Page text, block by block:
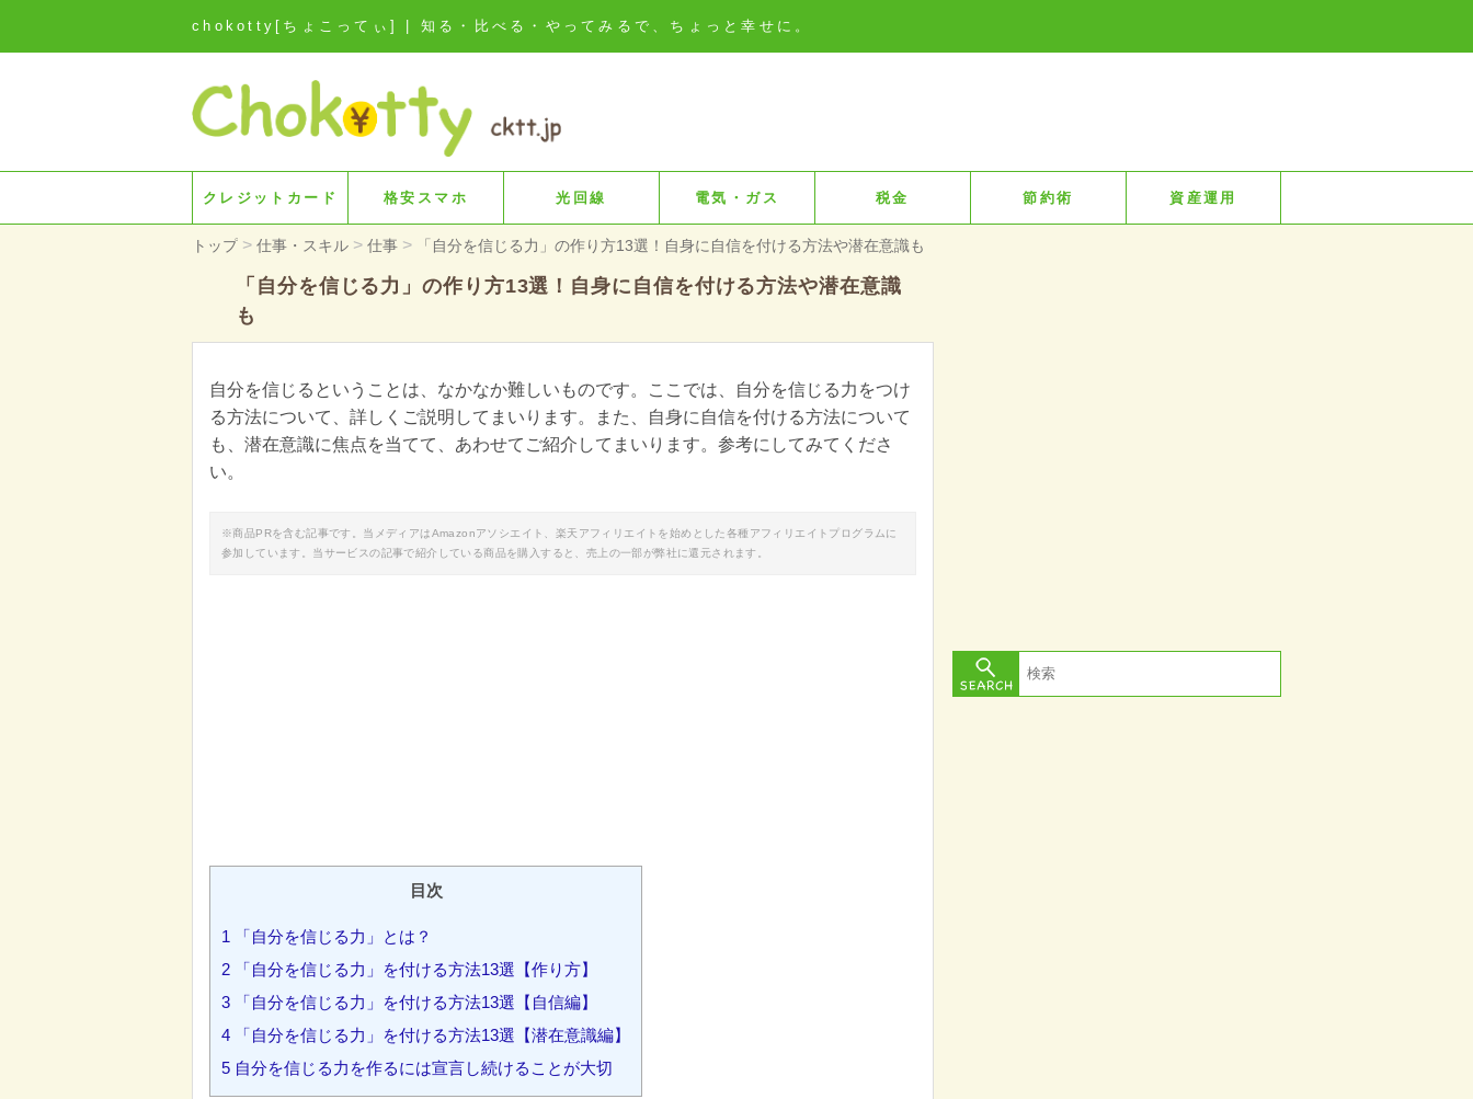
chokotty[ちょこってぃ] | 知る・比べる・やってみるで、ちょっと幸せに。
クレジットカード 格安スマホ 光回線 電気・ガス 税金 節約術 資産運用
トップ > 仕事・スキル > 仕事 > 「自分を信じる力」の作り方13選！自身に自信を付ける方法や潜在意識も
「自分を信じる力」の作り方13選！自身に自信を付ける方法や潜在意識
も
自分を信じるということは、なかなか難しいものです。ここでは、自分を信じる力をつけ
る方法について、詳しくご説明してまいります。また、自身に自信を付ける方法について
も、潜在意識に焦点を当てて、あわせてご紹介してまいります。参考にしてみてくださ
い。
※商品PRを含む記事です。当メディアはAmazonアソシエイト、楽天アフィリエイトを始めとした各種アフィリエイトプログラムに
参加しています。当サービスの記事で紹介している商品を購入すると、売上の一部が弊社に還元されます。
目次
1 「自分を信じる力」とは？
2 「自分を信じる力」を付ける方法13選【作り方】
3 「自分を信じる力」を付ける方法13選【自信編】
4 「自分を信じる力」を付ける方法13選【潜在意識編】
5 自分を信じる力を作るには宣言し続けることが大切